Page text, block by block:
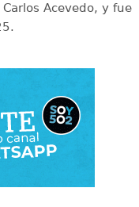
Acevedo, y fue